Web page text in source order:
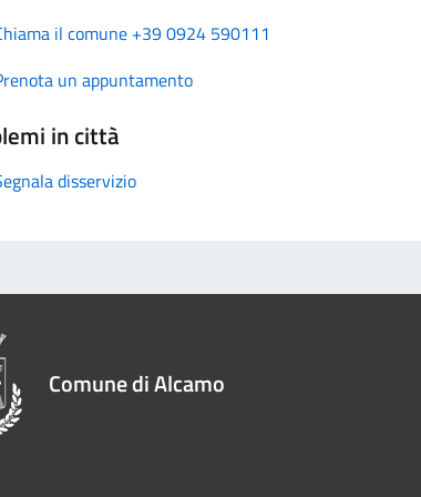
il comune +39 0924 590111
un appuntamento
in città
disservizio
Comune di Alcamo